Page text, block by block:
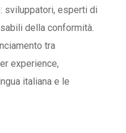
sviluppatori, esperti di
della conformità.
tra
experience,
italiana e le